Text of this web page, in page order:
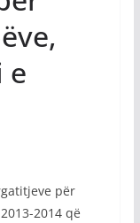
e
për
2014 që